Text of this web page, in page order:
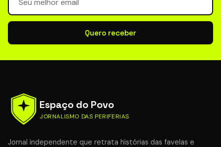
Quero receber
Espaço do Povo
JORNALISMO DAS PERIFERIAS
Jornal independente que retrata histórias das favelas e